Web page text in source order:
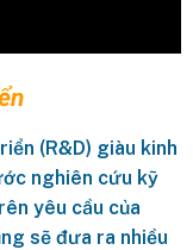
(R&D) giàu kinh
nghiên cứu kỹ
yêu cầu của
sẽ đưa ra nhiều